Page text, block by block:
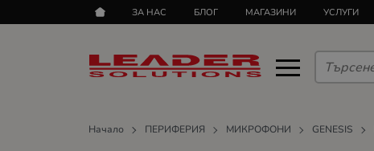
ЗА НАС БЛОГ МАГАЗИНИ УСЛУГИ
Начало ПЕРИФЕРИЯ МИКРОФОНИ GENESIS